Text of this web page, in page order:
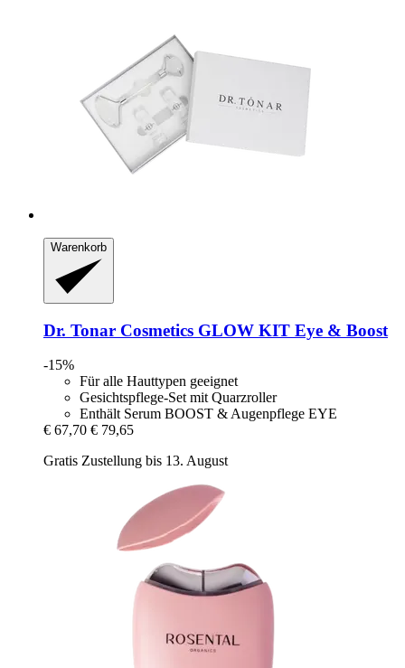
Warenkorb
Dr. Tonar Cosmetics GLOW KIT Eye & Boost
-15%
Für alle Hauttypen geeignet
Gesichtspflege-Set mit Quarzroller
Enthält Serum BOOST & Augenpflege EYE
€ 67,70 € 79,65
Gratis Zustellung bis 13. August